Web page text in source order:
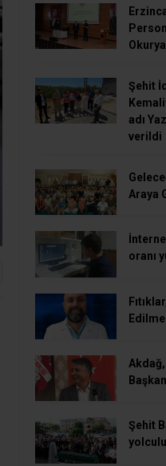
Şehit
adı
verildi
Araya
oranı
Şehit